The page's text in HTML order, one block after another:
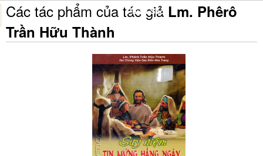
Phiếu Sách
Các tác phẩm của tác giả Lm. Phêrô
Trần Hữu Thành